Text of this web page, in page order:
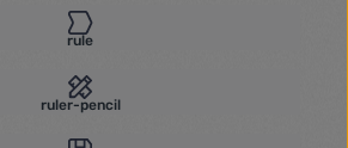
rule
ruler-pencil